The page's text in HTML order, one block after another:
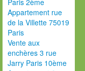
Paris 2ème
Appartement rue
de la Villette 75019
Paris
Vente aux
enchères 3 rue
Jarry Paris 10ème